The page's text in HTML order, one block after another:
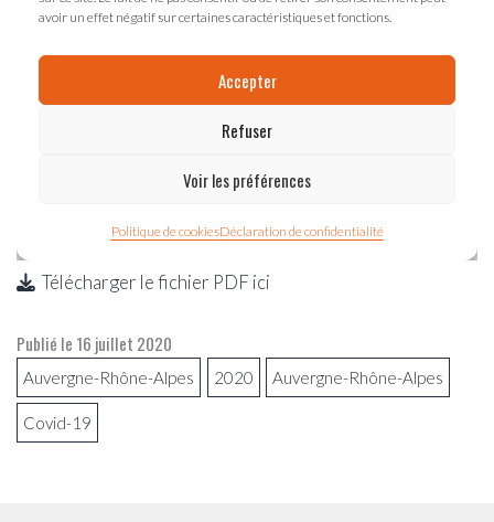
Télécharger le fichier PDF ici
Publié le 16 juillet 2020
Auvergne-Rhône-Alpes 2020 Auvergne-Rhône-Alpes
Covid-19